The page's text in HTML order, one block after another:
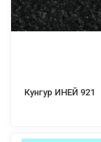
Кунгур ИНЕЙ 921